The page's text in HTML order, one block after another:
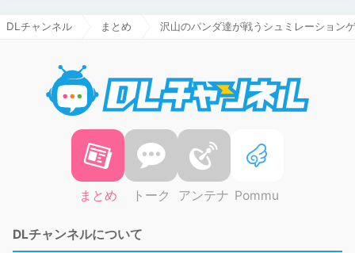
DLチャンネル まとめ 沢山のパンダ達が戦うシュミレーション
まとめ トーク アンテナ Pommu
DLチャンネルについて